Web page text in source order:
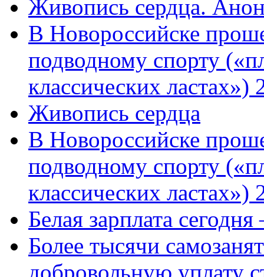
Живопись сердца.
В Новороссийске
подводному спорту
классических
Живопись сердца
В Новороссийске
подводному спорту
классических ластах»)
Белая зарплата
Более тысячи